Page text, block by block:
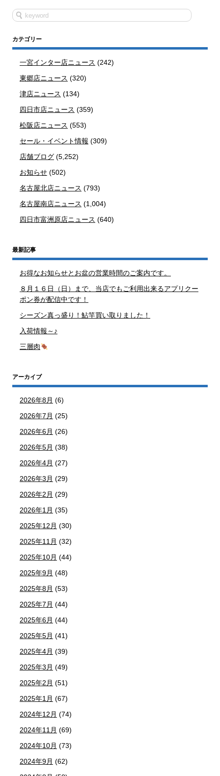
カテゴリー
一宮インター店ニュース (242)
東郷店ニュース (320)
津店ニュース (134)
四日市店ニュース (359)
松阪店ニュース (553)
セール・イベント情報 (309)
店舗ブログ (5,252)
お知らせ (502)
名古屋北店ニュース (793)
名古屋南店ニュース (1,004)
四日市富洲原店ニュース (640)
最新記事
お得なお知らせとお盆の営業時間のご案内です。
８月１６日（日）まで、当店でもご利用出来るアプリクー
ポン券が配信中です！
シーズン真っ盛り！鮎竿買い取りました！
入荷情報～♪
三層肉
アーカイブ
2026年8月 (6)
2026年7月 (25)
2026年6月 (26)
2026年5月 (38)
2026年4月 (27)
2026年3月 (29)
2026年2月 (29)
2026年1月 (35)
2025年12月 (30)
2025年11月 (32)
2025年10月 (44)
2025年9月 (48)
2025年8月 (53)
2025年7月 (44)
2025年6月 (44)
2025年5月 (41)
2025年4月 (39)
2025年3月 (49)
2025年2月 (51)
2025年1月 (67)
2024年12月 (74)
2024年11月 (69)
2024年10月 (73)
2024年9月 (62)